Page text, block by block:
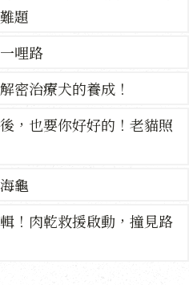
題
哩路
密治療犬的養成！
，也要你好好的！老貓照
龜
！肉乾救援啟動，撞見路